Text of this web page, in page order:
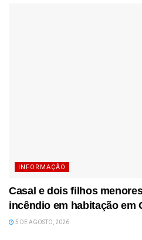
INFORMAÇÃO
Casal e dois filhos
incêndio em habitação em
5 DE AGOSTO, 2026